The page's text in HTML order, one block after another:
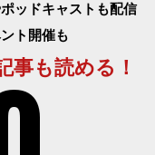
ッドキャストも配信
ト開催も
事も読める！